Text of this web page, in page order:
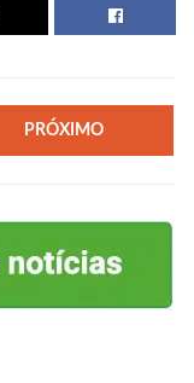
PRÓXIMO